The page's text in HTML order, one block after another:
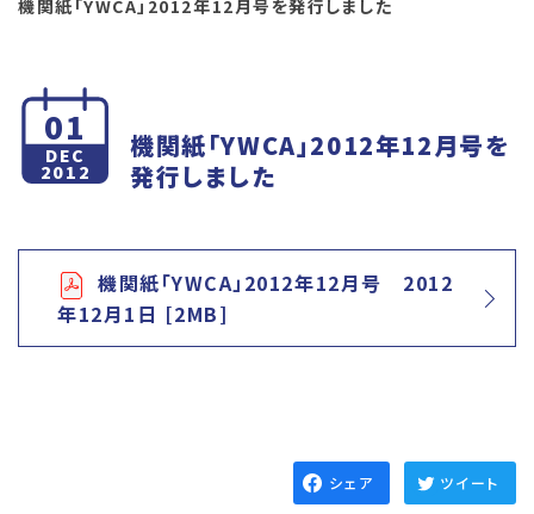
機関紙「YWCA」2012年12月号を発行しました
01
DEC
2012
機関紙「YWCA」2012年12月号を
発行しました
機関紙「YWCA」2012年12月号 2012
年12月1日 [2MB]
シェア ツイート